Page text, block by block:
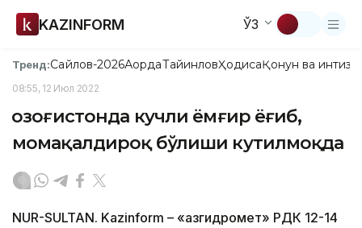
KAZINFORM ЎЗ
Тренд:Сайлов-2026АқордаТайинловҲодисаҚонун ва
08:55, 12 Июл 2022
Қозоғистонда кучли ёмғир ёғиб,
момақалдироқ бўлиши кутилмоқда
NUR-SULTAN. Kazinform – «Қазгидромет» РДК 12-14